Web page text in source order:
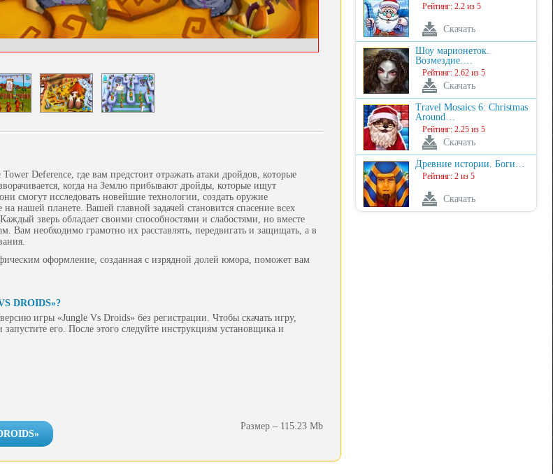
Deference, где вам предстоит отражать атаки дройдов, которые
когда на Землю прибывают дройды, которые ищут
смогут исследовать новейшие технологии, создать оружие
нашей планете. Вашей главной задачей становится спасение всех
зверь обладает своими способностями и слабостями, но вместе
Вам необходимо грамотно их расставлять, передвигать и защищать, а в
оформление, созданная с изрядной долей юмора, поможет вам
DROIDS»?
игры «Jungle Vs Droids» без регистрации. Чтобы скачать игру,
его. После этого следуйте инструкциям установщика и
Размер – 115.23 Mb
Рейтинг: 2.2 из 5
Скачать
Шоу марионеток.
Возмездие.…
Рейтинг: 2.62 из 5
Скачать
Travel Mosaics 6: Christmas
Around…
Рейтинг: 2.25 из 5
Скачать
Древние истории. Боги…
Рейтинг: 2 из 5
Скачать